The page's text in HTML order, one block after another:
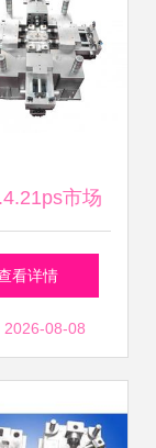
市场
早间点评
看详情
2026-08-08